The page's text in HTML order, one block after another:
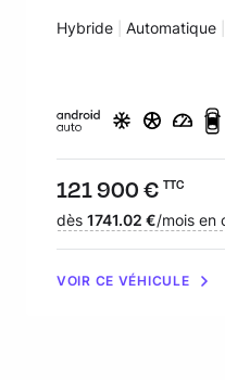
Carburant :
Hybride Transmission :
Automatique
Prix :
121 900 € TTC
Financement :
dès 1741.02 €/mois en
VOIR CE VÉHICULE